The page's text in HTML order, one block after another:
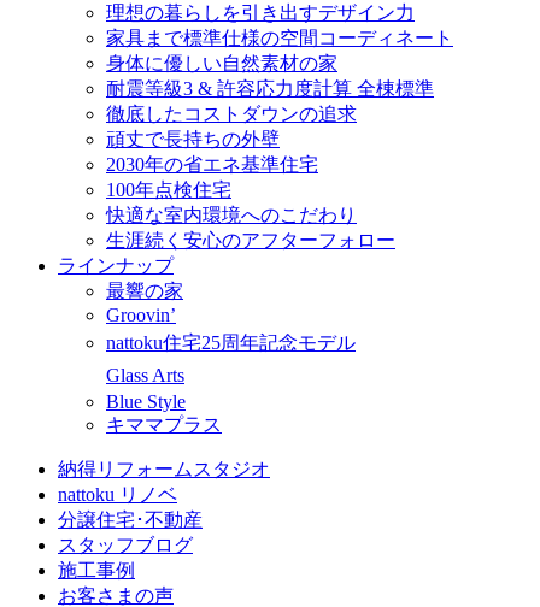
理想の暮らしを引き出すデザイン力
家具まで標準仕様の空間コーディネート
身体に優しい自然素材の家
耐震等級3 & 許容応力度計算 全棟標準
徹底したコストダウンの追求
頑丈で長持ちの外壁
2030年の省エネ基準住宅
100年点検住宅
快適な室内環境へのこだわり
生涯続く安心のアフターフォロー
ラインナップ
最響の家
Groovin’
nattoku住宅25周年記念モデル
Glass Arts
Blue Style
キママプラス
納得リフォームスタジオ
nattoku リノベ
分譲住宅･不動産
スタッフブログ
施工事例
お客さまの声